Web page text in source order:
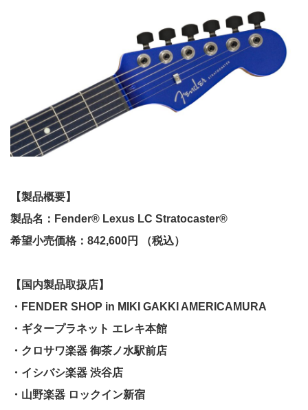
【製品概要】
製品名：Fender® Lexus LC Stratocaster®
希望小売価格：842,600円 （税込）
【国内製品取扱店】
・FENDER SHOP in MIKI GAKKI AMERICAMURA
・ギタープラネット エレキ本館
・クロサワ楽器 御茶ノ水駅前店
・イシバシ楽器 渋谷店
・山野楽器 ロックイン新宿